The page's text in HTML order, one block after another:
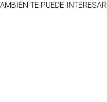
TE PUEDE INTERESAR